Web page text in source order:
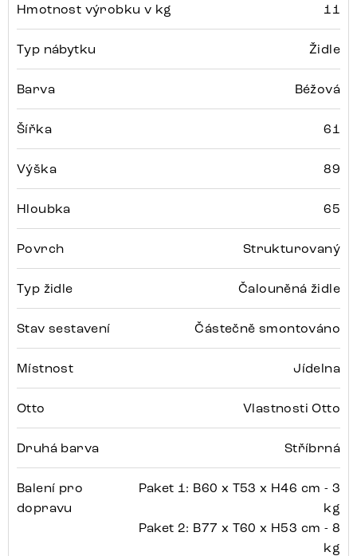
Hmotnost výrobku v kg 11
Typ nábytku Židle
Barva Béžová
Šířka 61
Výška 89
Hloubka 65
Povrch Strukturovaný
Typ židle Čalouněná židle
Stav sestavení Částečně smontováno
Místnost Jídelna
Otto Vlastnosti Otto
Druhá barva Stříbrná
Balení pro
dopravu
Paket 1: B60 x T53 x H46 cm - 3
kg
Paket 2: B77 x T60 x H53 cm - 8
kg